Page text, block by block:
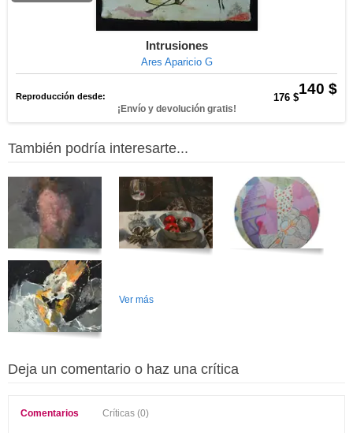
Intrusiones
Ares Aparicio G
140 $
Reproducción desde: 176 $
¡Envío y devolución gratis!
También podría interesarte...
Ver más
Deja un comentario o haz una crítica
Comentarios Críticas (0)